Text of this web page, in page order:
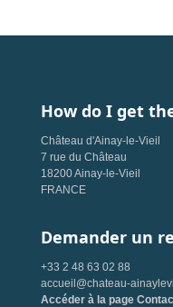
How do I get
Château d'Ainay-le-Vieil
7 rue du Château
18200 Ainay-le-Vieil
FRANCE
Demander un
+33 2 48 63 02 88
accueil@chateau-
Accéder à la page